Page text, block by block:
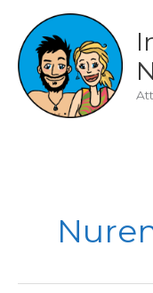
content